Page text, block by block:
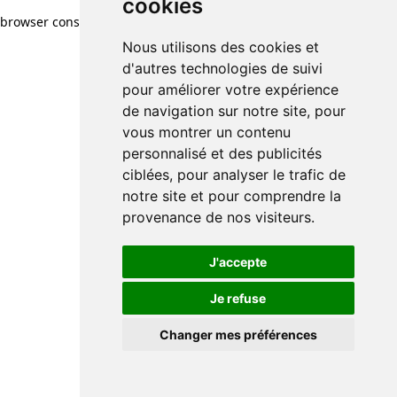
cookies
Nous utilisons des cookies et
d'autres technologies de suivi
pour améliorer votre expérience
de navigation sur notre site, pour
vous montrer un contenu
personnalisé et des publicités
ciblées, pour analyser le trafic de
notre site et pour comprendre la
provenance de nos visiteurs.
J'accepte
Je refuse
Changer mes préférences
browser console for more information)